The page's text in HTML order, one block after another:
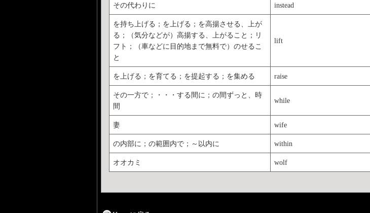
その代わりに instead
を持ち上げる；を上げる；を高揚させる、上が
る；（気分などが）高揚する、上がること；リ
フト；（車などに目的地まで無料で）のせるこ
と
lift
を上げる；を育てる；を提起する；を集める raise
その一方で；・・・する間に；の間ずっと、時
間
while
妻 wife
の内部に；の範囲内で；～以内に within
オオカミ wolf